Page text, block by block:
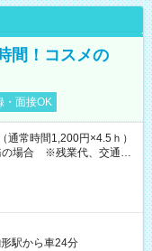
間！コスメの
・面接OK
常時間1,200円×4.5ｈ）
の場合 ※残業代、交通費
駅から車24分